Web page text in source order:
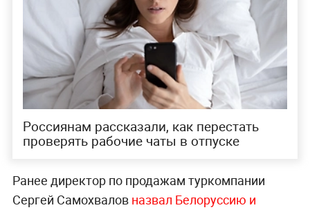
Россиянам рассказали, как перестать
проверять рабочие чаты в отпуске
Ранее директор по продажам туркомпании
Сергей Самохвалов назвал Белоруссию и